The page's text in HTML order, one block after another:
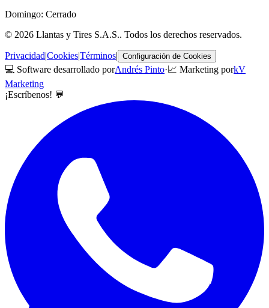
Domingo: Cerrado
© 2026 Llantas y Tires S.A.S.. Todos los derechos reservados.
Privacidad|Cookies|Términos| Configuración de Cookies
💻 Software desarrollado porAndrés Pinto·📈 Marketing porkV
Marketing
¡Escríbenos! 💬